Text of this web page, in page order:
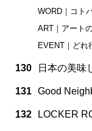
WORD｜コト
ART｜アート
EVENT｜ど
130 日本の美
131 Good
132 LOCKER